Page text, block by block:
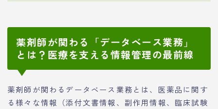
薬剤師が関わる「データベース業務」
とは？医療を支える情報管理の最前線
薬剤師が関わるデータベース業務とは、医薬品に関す
る様々な情報（添付文書情報、副作用情報、臨床試験